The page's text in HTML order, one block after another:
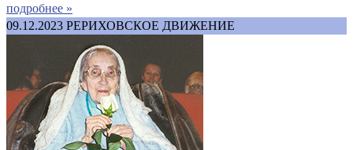
подробнее »
09.12.2023 РЕРИХОВСКОЕ ДВИЖЕНИЕ